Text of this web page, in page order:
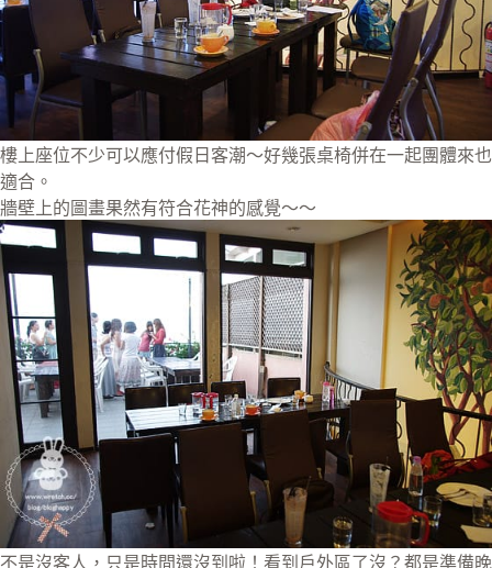
樓上座位不少可以應付假日客潮～好幾張桌椅併在一起團體來也
適合。
牆壁上的圖畫果然有符合花神的感覺～～
不是沒客人，只是時間還沒到啦！看到戶外區了沒？都是準備晚